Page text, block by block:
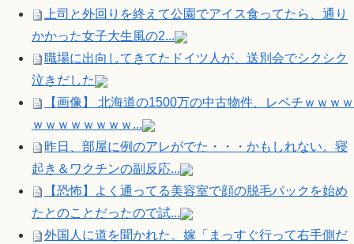
上司と外回りを終えて公園でアイス食ってたら、通り
かかった女子大生風の2...
職場に出向してきてたドイツ人が、送別会でシクシク
泣きだした
【画像】 北海道の1500万の中古物件、レベチｗｗｗｗ
ｗｗｗｗｗｗｗｗ...
昨日、部屋に例のアレがでた・・・かもしれない。寝
起き＆ワクチンの副反応...
【恐怖】よく通ってる美容室で顔の脱毛パックを始め
たとのことだったので試...
外国人に道を聞かれた。嫁「まっすぐ行って右手側だ